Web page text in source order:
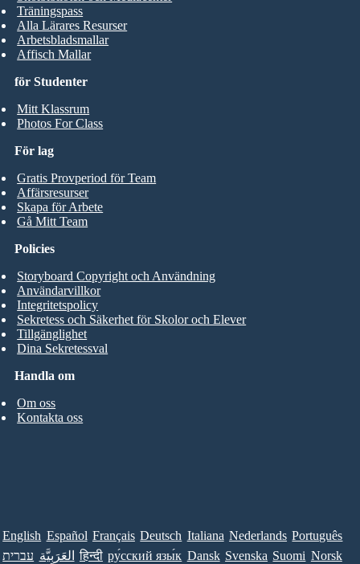
för Studenter
Mitt Klassrum
Photos For Class
Träningspass
Alla Lärares Resurser
Arbetsbladsmallar
Affisch Mallar
För lag
Gratis Provperiod för Team
Affärsresurser
Skapa för Arbete
Gå Mitt Team
Handla om
Om oss
Kontakta oss
Policies
Storyboard Copyright och Användning
Användarvillkor
Integritetspolicy
Sekretess och Säkerhet för Skolor och Elever
Tillgänglighet
Dina Sekretessval
English Español Français Deutsch Italiana Nederlands Português
עברית العَرَبِيَّة हिन्दी ру́сский язы́к Dansk Svenska Suomi Norsk